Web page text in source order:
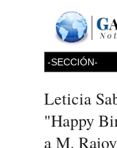
Leticia
"Happy
a M.